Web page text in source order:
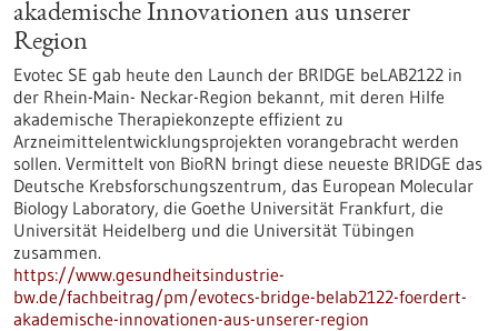
akademische Innovationen aus unserer
Region
Evotec SE gab heute den Launch der BRIDGE beLAB2122 in
der Rhein-Main- Neckar-Region bekannt, mit deren Hilfe
akademische Therapiekonzepte effizient zu
Arzneimittelentwicklungsprojekten vorangebracht werden
sollen. Vermittelt von BioRN bringt diese neueste BRIDGE das
Deutsche Krebsforschungszentrum, das European Molecular
Biology Laboratory, die Goethe Universität Frankfurt, die
Universität Heidelberg und die Universität Tübingen
zusammen.
https://www.gesundheitsindustrie-
bw.de/fachbeitrag/pm/evotecs-bridge-belab2122-foerdert-
akademische-innovationen-aus-unserer-region